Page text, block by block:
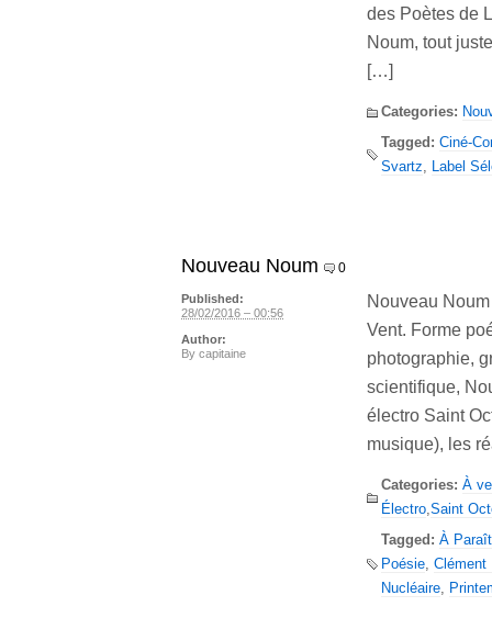
des Poètes de
Noum, tout
[…]
Categories:
Tagged: Ciné-
Svartz
Label
Nouveau Noum 0
Nouveau
Vent. Forme
photographie,
scientifique,
électro Saint
musique), les
Categories: À
Électro Saint
Tagged: À
Poésie Clément
Nucléaire
Published:
28/02/2016 – 00:56
Author:
By capitaine